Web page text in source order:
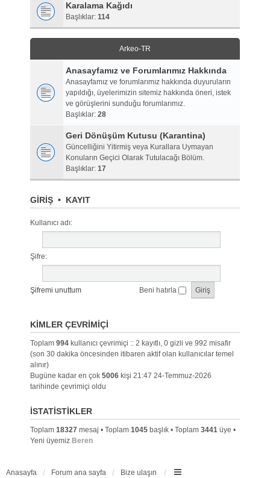
Karalama Kağıdı
Başlıklar: 114
Arkeo-TR
Anasayfamız ve Forumlarımız Hakkında
Anasayfamız ve forumlarımız hakkında duyuruların
yapıldığı, üyelerimizin sitemiz hakkında öneri, istek
ve görüşlerini sunduğu forumlarımız.
Başlıklar: 28
Geri Dönüşüm Kutusu (Karantina)
Güncelliğini Yitirmiş veya Kurallara Uymayan
Konuların Geçici Olarak Tutulacağı Bölüm.
Başlıklar: 17
GIRIŞ• KAYIT
Kullanıcı adı:
Şifre:
Şifremi unuttum Beni hatırla
KIMLER ÇEVRIMIÇI
Toplam 994kullanıcı çevrimiçi :: 2 kayıtlı, 0 gizli ve 992 misafir
(son 30 dakika öncesinden itibaren aktif olan kullanıcılar temel
alınır)
Bugüne kadar en çok 5006kişi 21:47 24-Temmuz-2026
tarihinde çevrimiçi oldu
İSTATISTIKLER
Toplam 18327mesaj • Toplam 1045başlık • Toplam 3441üye •
Yeni üyemiz Beren
Anasayfa Forum ana sayfa Bize ulaşın